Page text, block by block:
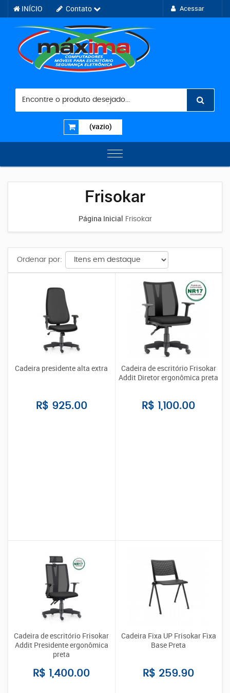
INÍCIO Contato Acessar
(vazio)
Frisokar
Página Inicial Frisokar
Ordenar por:
Cadeira presidente alta extra
R$ 925.00
Cadeira de escritório Frisokar
Addit Diretor ergonômica preta
R$ 1,100.00
Cadeira de escritório Frisokar
Addit Presidente ergonômica
preta
R$ 1,400.00
Cadeira Fixa UP Frisokar Fixa
Base Preta
R$ 259.90